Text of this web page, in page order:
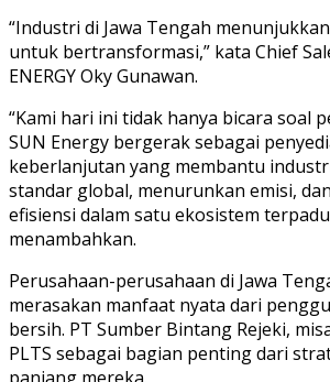
“Industri di Jawa Tengah
untuk bertransformasi,” kata Chief
ENERGY Oky Gunawan.
“Kami hari ini tidak hanya bicara soal
SUN Energy bergerak sebagai
keberlanjutan yang membantu
standar global, menurunkan emisi,
efisiensi dalam satu ekosistem
menambahkan.
Perusahaan-perusahaan di Jawa
merasakan manfaat nyata dari
bersih. PT Sumber Bintang Rejeki,
PLTS sebagai bagian penting dari